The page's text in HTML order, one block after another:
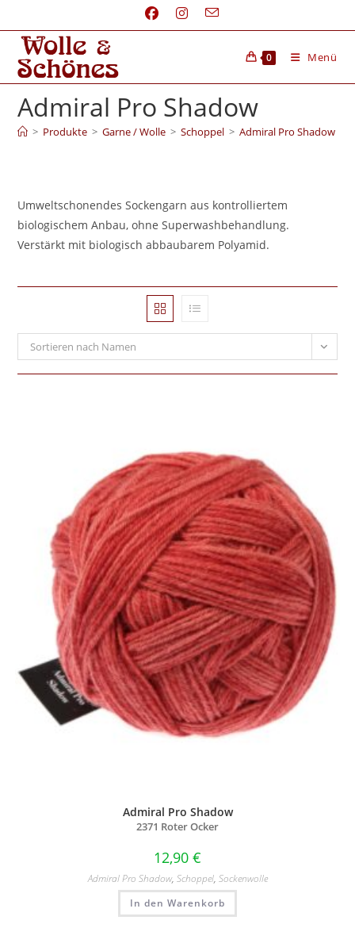
0 Menü
Admiral Pro Shadow
> Produkte > Garne / Wolle > Schoppel > Admiral Pro Shadow
Umweltschonendes Sockengarn aus kontrolliertem
biologischem Anbau, ohne Superwashbehandlung.
Verstärkt mit biologisch abbaubarem Polyamid.
Sortieren nach Namen
Admiral Pro Shadow
2371 Roter Ocker
12,90 €
Admiral Pro Shadow, Schoppel, Sockenwolle
In den Warenkorb